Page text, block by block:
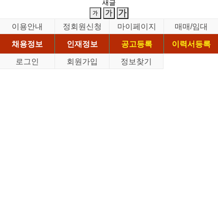
새글
이용안내 정회원신청 마이페이지
매매/임대
채용정보
인재정보 공고등록
이력서등록
로그인
회원가입 정보찾기